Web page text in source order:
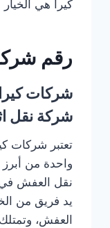
كيرا هي
رقم
شركات
شركة نقل
تعتبر شركات
واحدة من
نقل العفش
يد فريق من
العفش،